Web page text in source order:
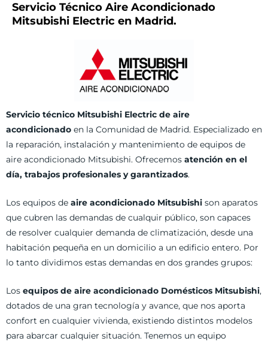
Servicio Técnico Aire Acondicionado
Mitsubishi Electric en Madrid.
Servicio técnico Mitsubishi Electric de aire
acondicionado en la Comunidad de Madrid. Especializado en
la reparación, instalación y mantenimiento de equipos de
aire acondicionado Mitsubishi. Ofrecemos atención en el
día, trabajos profesionales y garantizados.
Los equipos de aire acondicionado Mitsubishi son aparatos
que cubren las demandas de cualquir público, son capaces
de resolver cualquier demanda de climatización, desde una
habitación pequeña en un domicilio a un edificio entero. Por
lo tanto dividimos estas demandas en dos grandes grupos:
Los equipos de aire acondicionado Domésticos Mitsubishi,
dotados de una gran tecnología y avance, que nos aporta
confort en cualquier vivienda, existiendo distintos modelos
para abarcar cualquier situación. Tenemos un equipo